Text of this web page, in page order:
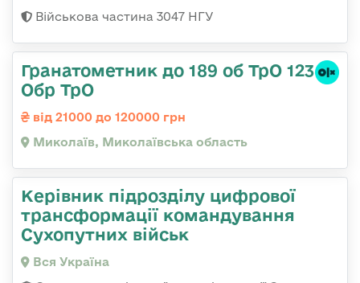
Військова частина 3047 НГУ
Гранатометник до 189 об ТрО 123
Обр ТрО
від 21000 до 120000 грн
Миколаїв, Миколаївська область
Керівник підрозділу цифрової
трансформації командування
Сухопутних військ
Вся Україна